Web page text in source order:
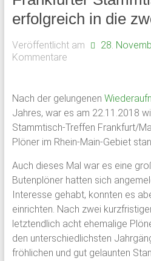
Butenplöner
e.V.
–
des
Gymnasium
Schloss
Plön
1951
von
ehemaligen
Schülern
erfolgreich in die
Veröffentlicht am 28.
Kommentare
Nach der gelungenen
Jahres, war es am 22.11.2018
Stammtisch-Treffen Frankfurt/
Plöner im Rhein-Main-Gebiet
Auch dieses Mal war es eine
Butenplöner hatten sich
Interesse gehabt, konnten es
einrichten. Nach zwei
letztendlich acht ehemalige
den unterschiedlichsten
fröhlichen und gut gelaunten